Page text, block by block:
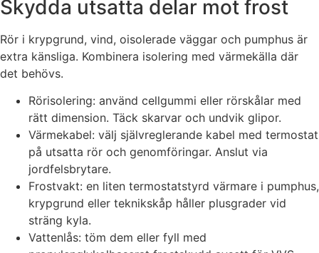
Skydda utsatta delar mot frost
Rör i krypgrund, vind, oisolerade väggar och pumphus är
extra känsliga. Kombinera isolering med värmekälla där
det behövs.
Rörisolering: använd cellgummi eller rörskålar med
rätt dimension. Täck skarvar och undvik glipor.
Värmekabel: välj självreglerande kabel med termostat
på utsatta rör och genomföringar. Anslut via
jordfelsbrytare.
Frostvakt: en liten termostatstyrd värmare i pumphus,
krypgrund eller teknikskåp håller plusgrader vid
sträng kyla.
Vattenlås: töm dem eller fyll med